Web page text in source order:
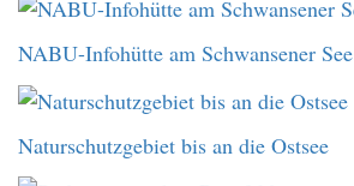
NABU-Infohütte am Schwansener See
Naturschutzgebiet bis an die Ostsee